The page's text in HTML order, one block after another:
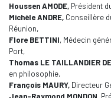
Houssen AMODE, Président
Michèle ANDRE, Conseillère
Réunion,
Flore BETTINI, Médecin
Port,
Thomas LE TAILLANDIER DE
en philosophie,
François MAURY, Directeur